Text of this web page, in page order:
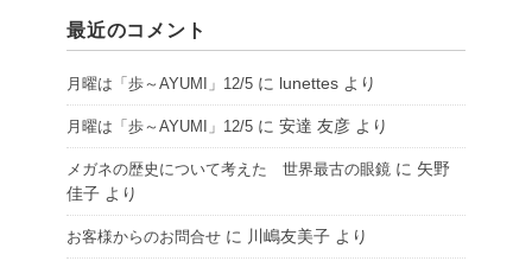
最近のコメント
月曜は「歩～AYUMI」12/5 に lunettes より
月曜は「歩～AYUMI」12/5 に 安達 友彦 より
メガネの歴史について考えた 世界最古の眼鏡 に 矢野
佳子 より
お客様からのお問合せ に 川嶋友美子 より